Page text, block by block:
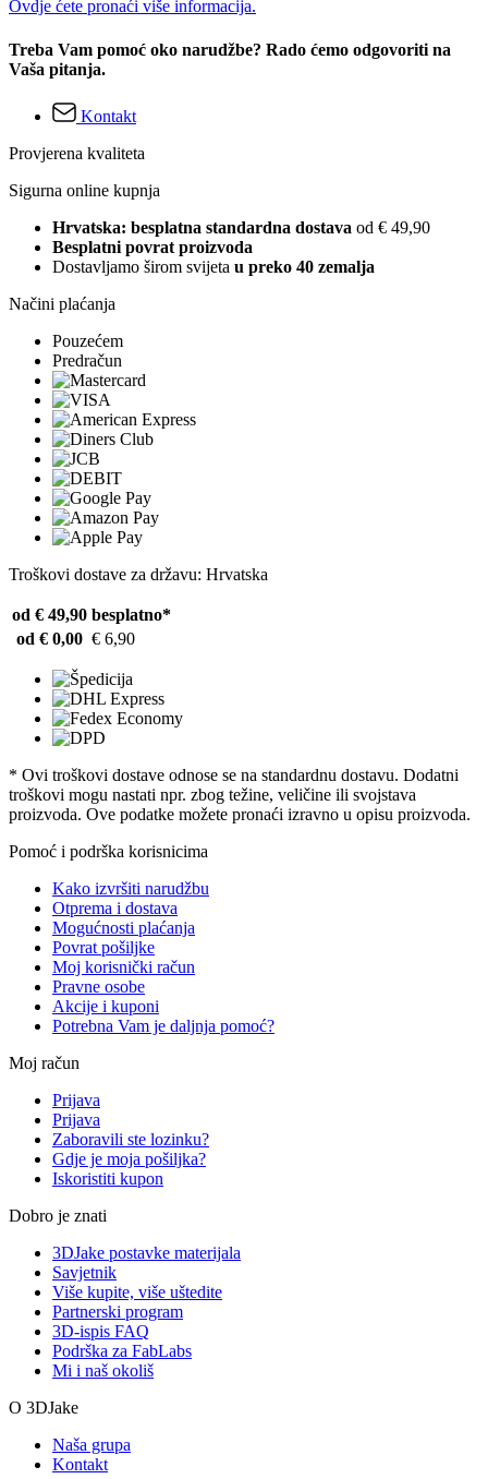
Ovdje ćete pronaći više informacija.
Treba Vam pomoć oko narudžbe? Rado ćemo odgovoriti na
Vaša pitanja.
Kontakt
Provjerena kvaliteta
Sigurna online kupnja
Hrvatska: besplatna standardna dostava od € 49,90
Besplatni povrat proizvoda
Dostavljamo širom svijeta u preko 40 zemalja
Načini plaćanja
Pouzećem
Predračun
Troškovi dostave za državu: Hrvatska
od € 49,90 besplatno*
od € 0,00 € 6,90
* Ovi troškovi dostave odnose se na standardnu ​​dostavu. Dodatni
troškovi mogu nastati npr. zbog težine, veličine ili svojstava
proizvoda. Ove podatke možete pronaći izravno u opisu proizvoda.
Pomoć i podrška korisnicima
Kako izvršiti narudžbu
Otprema i dostava
Mogućnosti plaćanja
Povrat pošiljke
Moj korisnički račun
Pravne osobe
Akcije i kuponi
Potrebna Vam je daljnja pomoć?
Moj račun
Prijava
Prijava
Zaboravili ste lozinku?
Gdje je moja pošiljka?
Iskoristiti kupon
Dobro je znati
3DJake postavke materijala
Savjetnik
Više kupite, više uštedite
Partnerski program
3D-ispis FAQ
Podrška za FabLabs
Mi i naš okoliš
O 3DJake
Naša grupa
Kontakt